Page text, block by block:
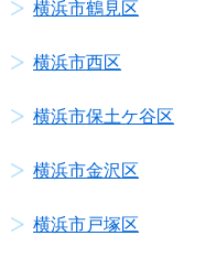
横浜市鶴見区
横浜市西区
横浜市保土ケ谷区
横浜市金沢区
横浜市戸塚区